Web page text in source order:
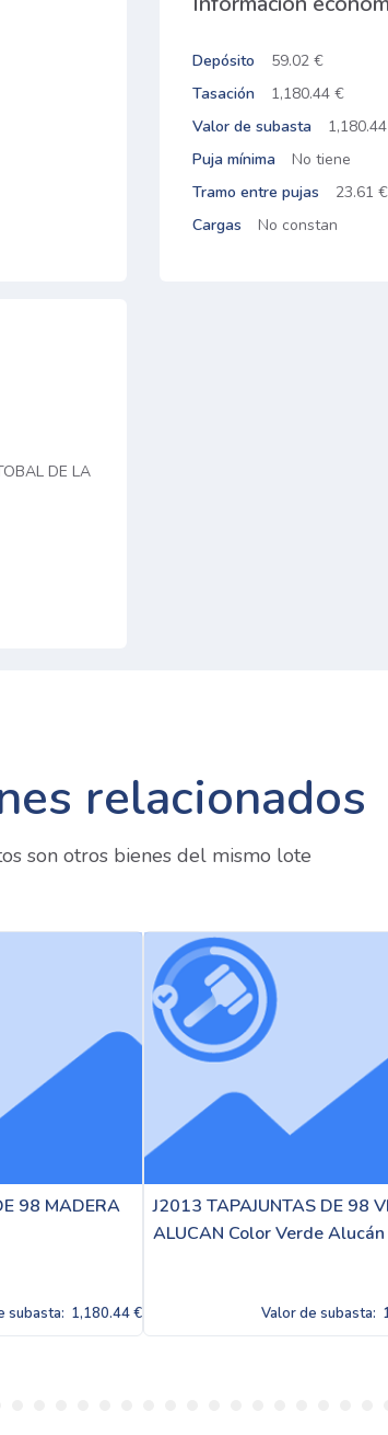
Depósito
59.02 €
Tasación
1,180.44 €
Valor de subasta
Puja mínima
No tiene
Tramo entre pujas
23.61 €
Cargas
No constan
DE LA
relacionados
son otros bienes del mismo lote
DE 98 VERDE
Color Verde Alucán
Valor de subasta:
J2013
MARRON